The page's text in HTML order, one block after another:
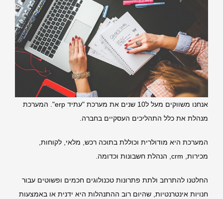
אנחנו משווקים מעל ל10 שנים את מערכת "עתיד erp". המערכת
מנהלת את כלל התהליכים העסקיים בחברה.
המערכת היא מודולרית וכוללת בתוכה רכש, מלאי, לקוחות,
מכירות, crm, הנהלת חשבונות וכדומה.
החלטנו להתרחב ולתת פתרונות טכנולוגים חכמים ופשוטים עבור
חנויות אינטרנטיות, שהיום רוב ההתנהלות היא ידנית או באמצעות